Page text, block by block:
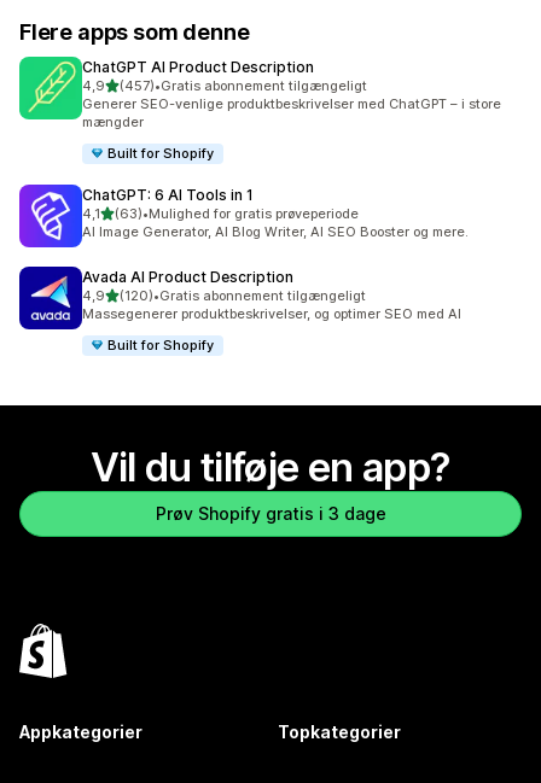
Flere apps som denne
ChatGPT AI Product Description
4,9ud af 5 stjerner
(457)
457 anmeldelser i alt
•Gratis abonnement tilgængeligt
Generer SEO-venlige produktbeskrivelser med ChatGPT – i store
mængder
Built for Shopify
ChatGPT: 6 AI Tools in 1
4,1ud af 5 stjerner
(63)
63 anmeldelser i alt
•Mulighed for gratis prøveperiode
AI Image Generator, AI Blog Writer, AI SEO Booster og mere.
Avada AI Product Description
4,9ud af 5 stjerner
(120)
120 anmeldelser i alt
•Gratis abonnement tilgængeligt
Massegenerer produktbeskrivelser, og optimer SEO med AI
Built for Shopify
Vil du tilføje en app?
Prøv Shopify gratis i 3 dage
Appkategorier Topkategorier